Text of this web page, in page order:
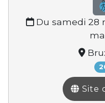
Du samedi 28
Site